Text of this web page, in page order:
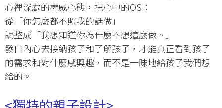
心裡深處的權威心態，把心中的OS：
從「你怎麼都不照我的話做」
調整成「我想知道你為什麼不想這麼做。」
發自內心去接納孩子和了解孩子，才能真正看到孩子
的需求和對什麼感興趣，而不是一昧地給孩子我們想
給的。